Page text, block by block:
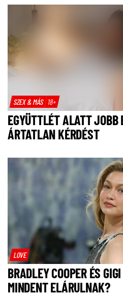
SZEX & MÁS 18+
EGYÜTTLÉT ALATT JOBB
ÁRTATLAN KÉRDÉST
LOVE
BRADLEY COOPER ÉS
MINDENT ELÁRULNAK?